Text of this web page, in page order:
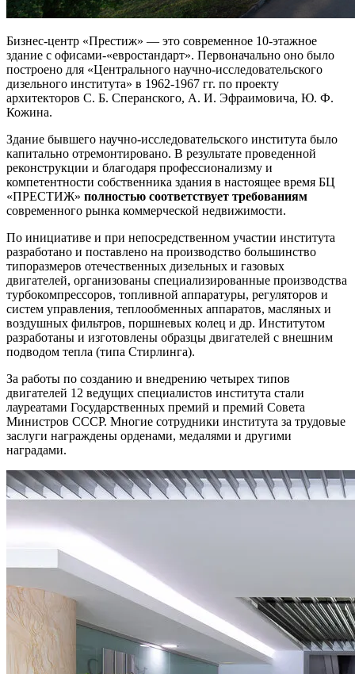
Бизнес-центр «Престиж» — это современное 10-этажное
здание с офисами-«евростандарт». Первоначально оно было
построено для «Центрального научно-исследовательского
дизельного института» в 1962-1967 гг. по проекту
архитекторов С. Б. Сперанского, А. И. Эфраимовича, Ю. Ф.
Кожина.
Здание бывшего научно-исследовательского института было
капитально отремонтировано. В результате проведенной
реконструкции и благодаря профессионализму и
компетентности собственника здания в настоящее время БЦ
«ПРЕСТИЖ» полностью соответствует требованиям
современного рынка коммерческой недвижимости.
По инициативе и при непосредственном участии института
разработано и поставлено на производство большинство
типоразмеров отечественных дизельных и газовых
двигателей, организованы специализированные производства
турбокомпрессоров, топливной аппаратуры, регуляторов и
систем управления, теплообменных аппаратов, масляных и
воздушных фильтров, поршневых колец и др. Институтом
разработаны и изготовлены образцы двигателей с внешним
подводом тепла (типа Стирлинга).
За работы по созданию и внедрению четырех типов
двигателей 12 ведущих специалистов института стали
лауреатами Государственных премий и премий Совета
Министров СССР. Многие сотрудники института за трудовые
заслуги награждены орденами, медалями и другими
наградами.